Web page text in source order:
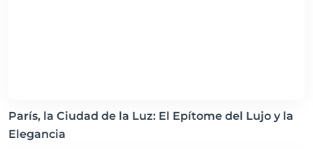
París, la Ciudad de la Luz: El Epítome del Lujo y la
Elegancia